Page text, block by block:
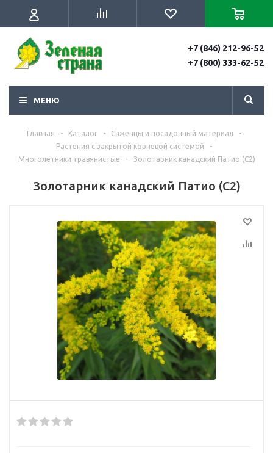
+7 (846) 212-96-52
+7 (800) 333-62-52
МЕНЮ
Главная - Каталог - Саженцы и посадочный материал
-
Растения с закрытой корневой системой
-
Многолетники травянистые
- Золотарник канадский Патио (С2)
Золотарник канадский Патио (С2)